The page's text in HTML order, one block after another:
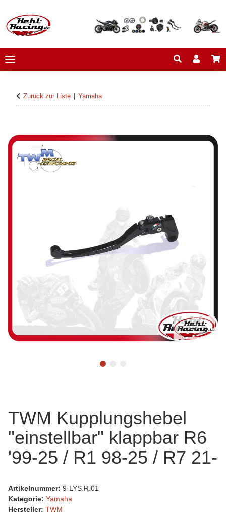
Zurück zur Liste Yamaha
TWM Kupplungshebel
"einstellbar" klappbar R6
'99-25 / R1 98-25 / R7 21-
Artikelnummer: 9-LYS.R.01
Kategorie: Yamaha
Hersteller: TWM